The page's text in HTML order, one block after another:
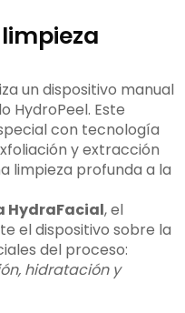
un dispositivo manual
HydroPeel. Este
con tecnología
y extracción
limpieza profunda a la
HydraFacial, el
el dispositivo sobre la
del proceso:
hidratación y